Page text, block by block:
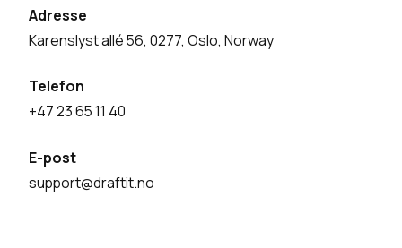
Adresse
Karenslyst allé 56, 0277, Oslo, Norway
Telefon
+47 23 65 11 40
E-post
support@draftit.no